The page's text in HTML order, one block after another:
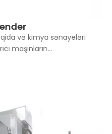
qida və kimya sənayeləri
maşınların
qarışdırma
idarə edilməsini və tam
üçün onu üstünlük təşkil
istərsə də